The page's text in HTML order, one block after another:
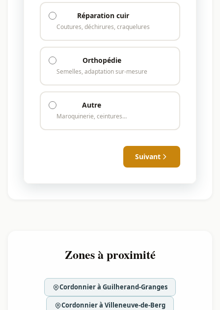
Réparation cuir
Coutures, déchirures, craquelures
Orthopédie
Semelles, adaptation sur-mesure
Autre
Maroquinerie, ceintures…
Suivant
Zones à proximité
Cordonnier à Guilherand-Granges
Cordonnier à Villeneuve-de-Berg